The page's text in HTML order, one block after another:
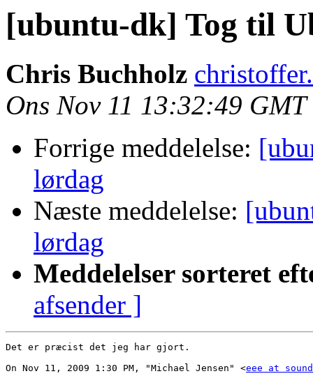
[ubuntu-dk] Tog til
Chris Buchholz
Ons Nov 11 13:32:49
Forrige meddelelse:
lørdag
Næste meddelelse:
lørdag
Meddelelser sorteret
afsender ]
Det er præcist det jeg har gjort.
On Nov 11, 2009 1:30 PM, "Michael Jensen" <eee at